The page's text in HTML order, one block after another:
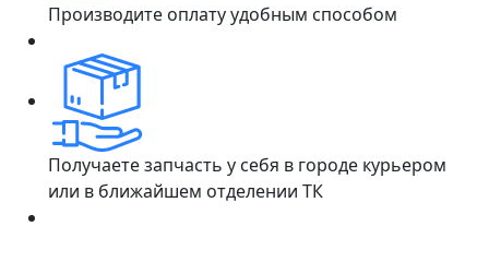
Производите оплату удобным способом
Получаете запчасть у себя в городе курьером
или в ближайшем отделении ТК